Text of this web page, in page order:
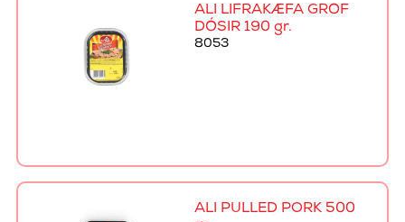
ALI LIFRAKÆFA GRÓF
DÓSIR 190 gr.
8053
ALI PULLED PORK 500